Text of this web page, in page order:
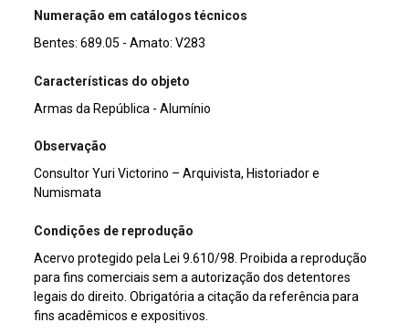
Numeração em catálogos técnicos
Bentes: 689.05 - Amato: V283
Características do objeto
Armas da República - Alumínio
Observação
Consultor Yuri Victorino – Arquivista, Historiador e
Numismata
Condições de reprodução
Acervo protegido pela Lei 9.610/98. Proibida a reprodução
para fins comerciais sem a autorização dos detentores
legais do direito. Obrigatória a citação da referência para
fins acadêmicos e expositivos.